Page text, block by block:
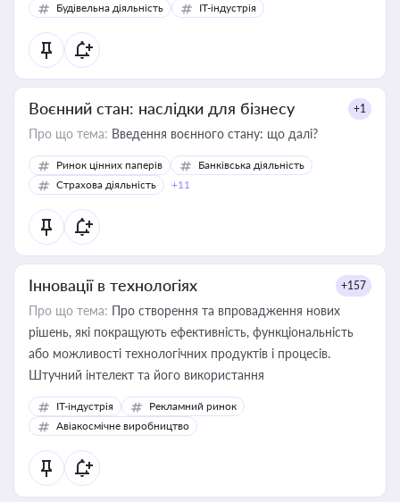
Будівельна діяльність IT-індустрія
Воєнний стан: наслідки для бізнесу +1
Про що тема: Введення воєнного стану: що далі?
Ринок цінних паперів
Банківська діяльність
Страхова діяльність
+11
Інновації в технологіях +157
Про що тема: Про створення та впровадження нових
рішень, які покращують ефективність, функціональність
або можливості технологічних продуктів і процесів.
Штучний інтелект та його використання
IT-індустрія
Рекламний ринок
Авіакосмічне виробництво